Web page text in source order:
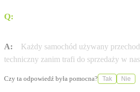
Q:
A:
Każdy samochód używany
techniczny zanim trafi do sprzedaży w
Czy ta odpowiedź była pomocna? Tak Nie